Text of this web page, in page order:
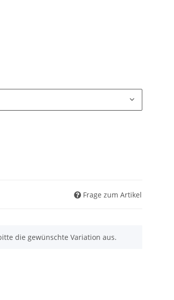
Frage zum Artikel
die gewünschte Variation aus.